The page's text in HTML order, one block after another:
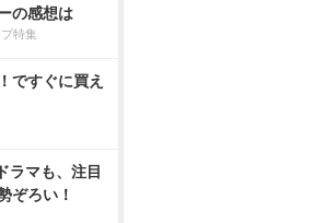
の感想は
特集
ですぐに買え
ラマも、注目
ぞろい！